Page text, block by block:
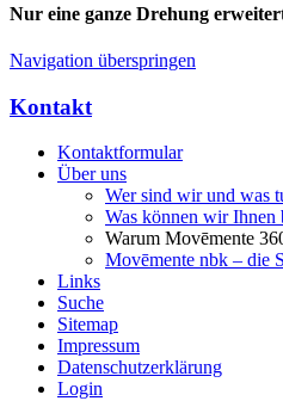
Nur eine ganze Drehung
Navigation überspringen
Kontakt
Kontaktformular
Über uns
Wer sind wir und was
Was können wir Ihnen
Warum Movēmente
Movēmente nbk – die
Links
Suche
Sitemap
Impressum
Datenschutzerklärung
Login